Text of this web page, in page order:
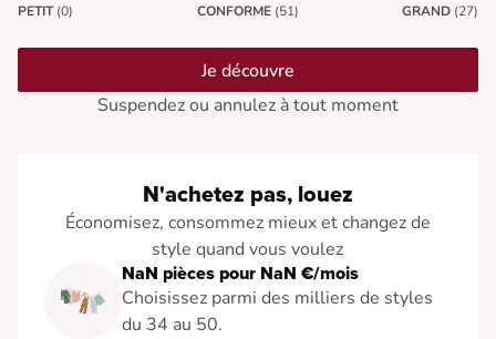
PETIT (0) CONFORME (51) GRAND (27)
Je découvre
Suspendez ou annulez à tout moment
N'achetez pas, louez
Économisez, consommez mieux et changez de
style quand vous voulez
NaN pièces pour NaN €/mois
Choisissez parmi des milliers de styles
du 34 au 50.